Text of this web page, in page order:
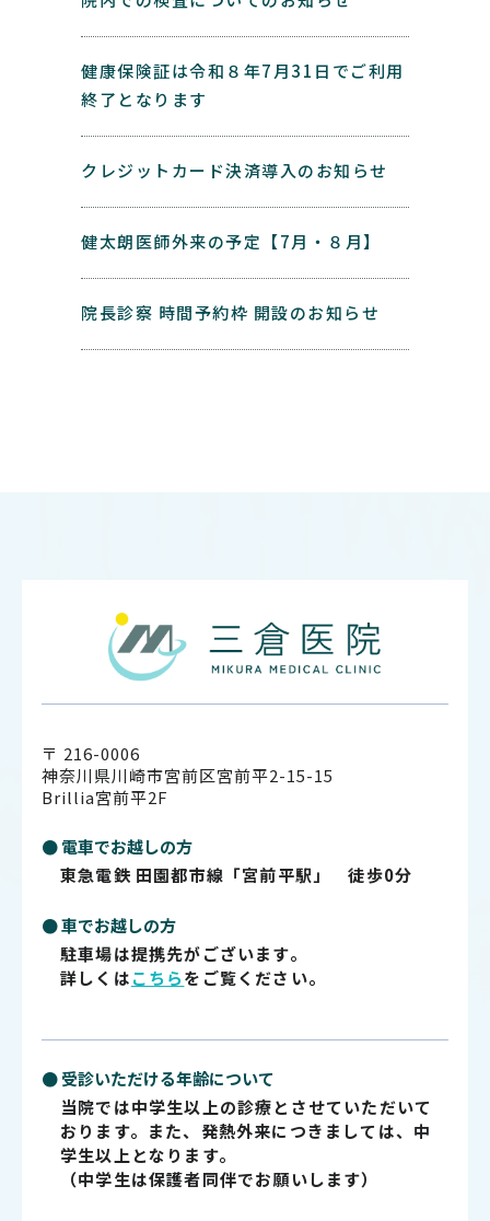
健康保険証は令和８年7月31日でご利用
終了となります
クレジットカード決済導入のお知らせ
健太朗医師外来の予定【7月・８月】
院長診察 時間予約枠 開設のお知らせ
〒 216-0006
神奈川県川崎市宮前区宮前平2-15-15
Brillia宮前平2F
● 電車でお越しの方
東急電鉄 田園都市線「宮前平駅」 徒歩0分
● 車でお越しの方
駐車場は提携先がございます。
詳しくはこちらをご覧ください。
● 受診いただける年齢について
当院では中学生以上の診療とさせていただいて
おります。また、発熱外来につきましては、中
学生以上となります。
（中学生は保護者同伴でお願いします）